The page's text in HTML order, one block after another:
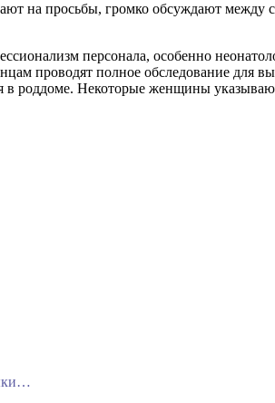
на просьбы, громко обсуждают между
персонала, особенно
проводят полное обследование для
роддоме. Некоторые женщины